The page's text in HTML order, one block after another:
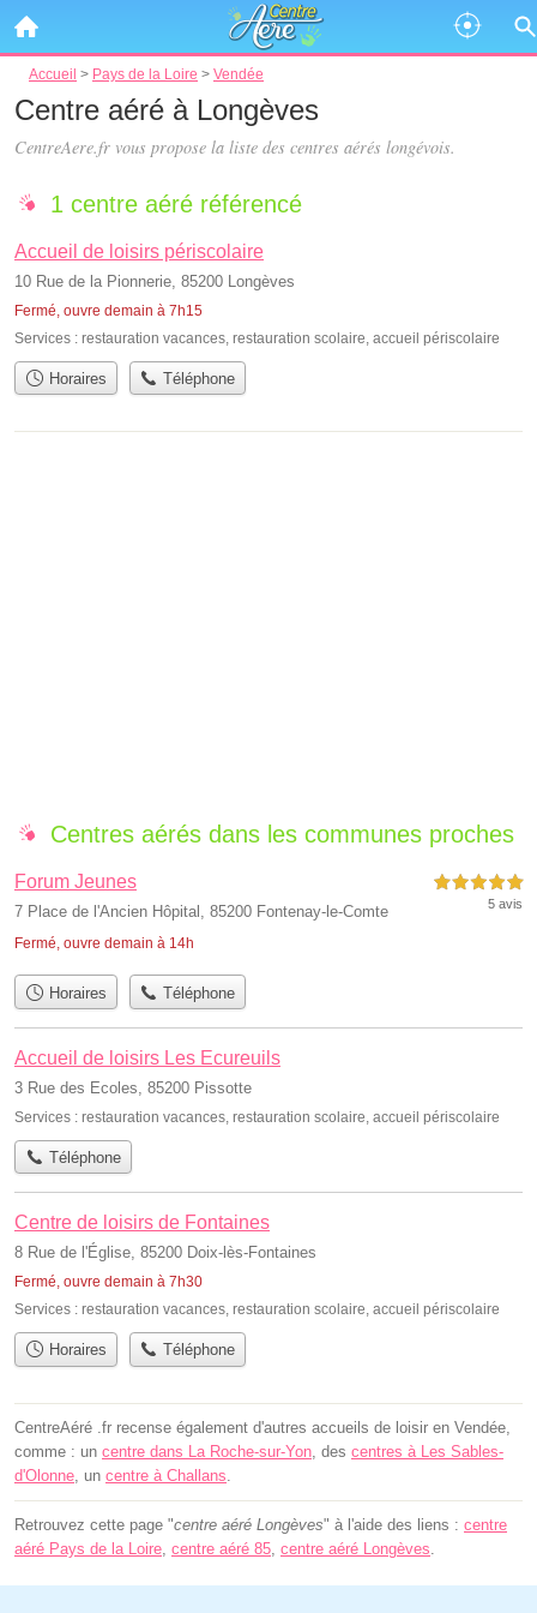
Accueil > Pays de la Loire > Vendée
Centre aéré à Longèves
CentreAere.fr vous propose la liste des centres aérés longévois.
1 centre aéré référencé
Accueil de loisirs périscolaire
10 Rue de la Pionnerie, 85200 Longèves
Fermé, ouvre demain à 7h15
Services : restauration vacances, restauration scolaire, accueil périscolaire
Horaires Téléphone
Centres aérés dans les communes proches
Forum Jeunes
7 Place de l'Ancien Hôpital, 85200 Fontenay-le-Comte
Fermé, ouvre demain à 14h
5,0 étoiles sur 5
5 avis
Horaires Téléphone
Accueil de loisirs Les Ecureuils
3 Rue des Ecoles, 85200 Pissotte
Services : restauration vacances restauration scolaire accueil périscolaire
Téléphone
Centre de loisirs de Fontaines
8 Rue de l'Église, 85200 Doix-lès-Fontaines
Fermé, ouvre demain à 7h30
Services : restauration vacances, restauration scolaire, accueil périscolaire
Horaires Téléphone
CentreAéré .fr recense également d'autres accueils de loisir en Vendée,
comme : un centre dans La Roche-sur-Yon , des centres à Les Sables-
d'Olonne , un centre à Challans
Retrouvez cette page "centre aéré Longèves" à l'aide des liens : centre
aéré Pays de la Loire centre aéré 85 centre aéré Longèves